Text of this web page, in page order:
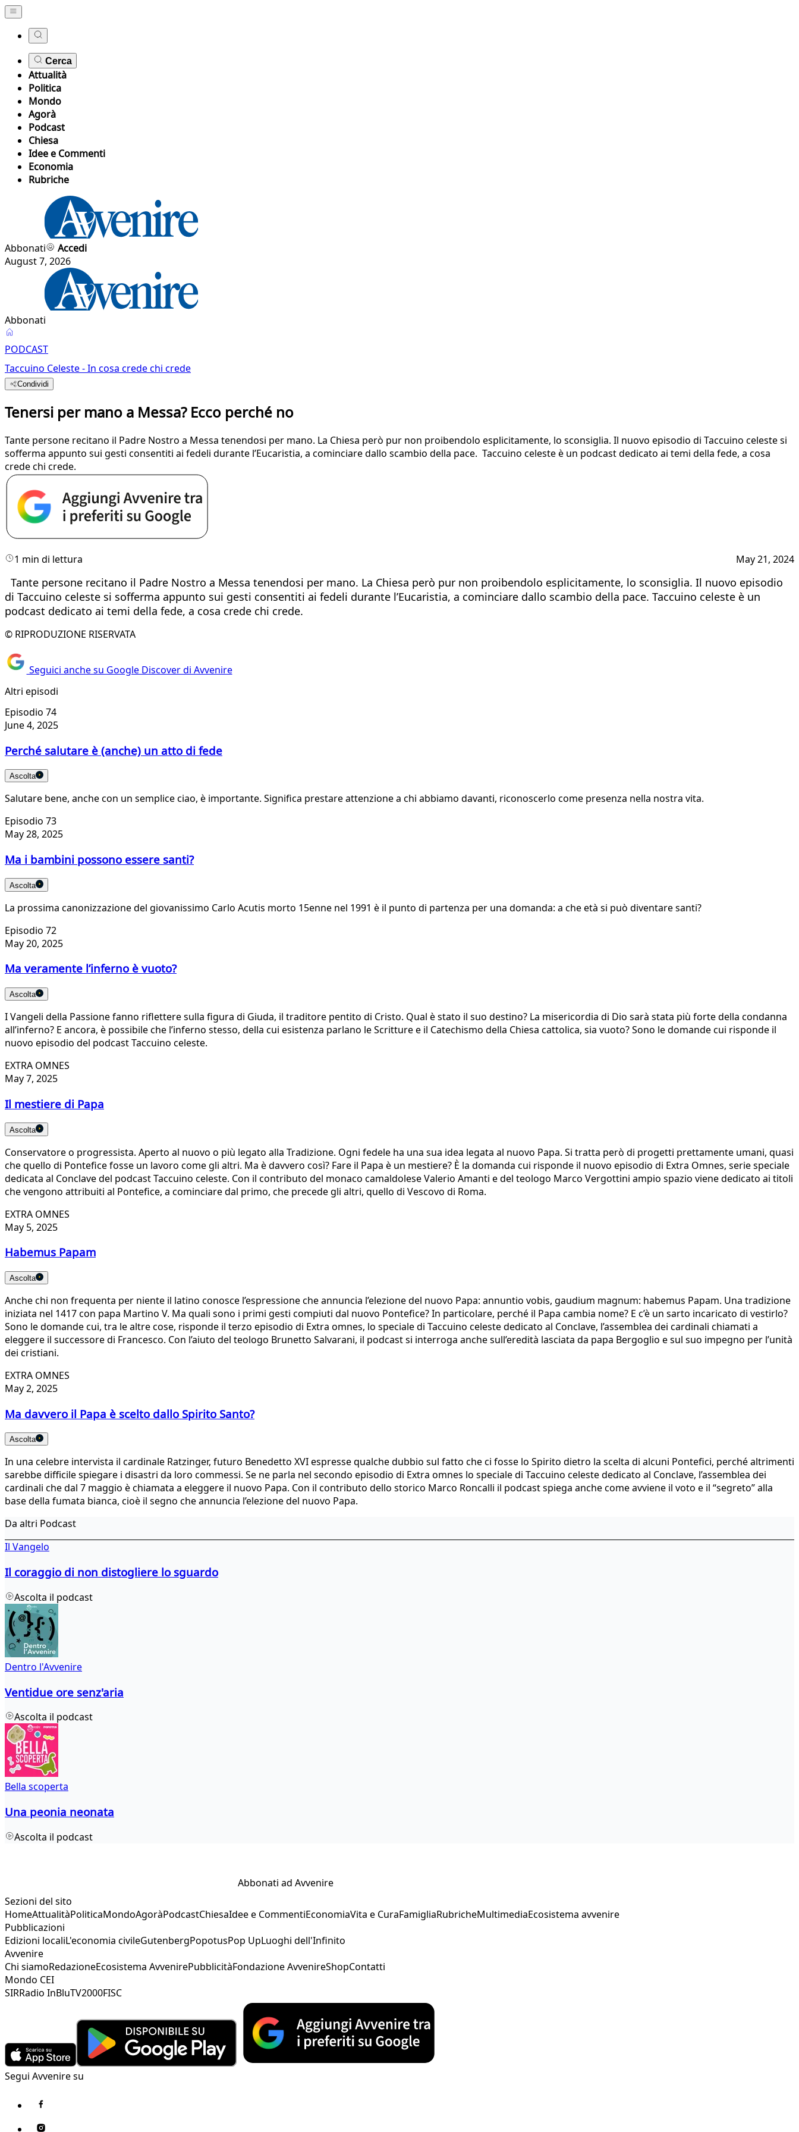
Cerca
Attualità
Politica
Mondo
Agorà
Podcast
Chiesa
Idee e Commenti
Economia
Rubriche
Abbonati
Accedi
August 7, 2026
Abbonati
PODCAST
Taccuino Celeste - In cosa crede chi crede
Condividi
Tenersi per mano a Messa? Ecco perché no
Tante persone recitano il Padre Nostro a Messa tenendosi per mano. La Chiesa però pur non proibendolo esplicitamente, lo sconsiglia. Il nuovo episodio di Taccuino celeste si
sofferma appunto sui gesti consentiti ai fedeli durante l’Eucaristia, a cominciare dallo scambio della pace. Taccuino celeste è un podcast dedicato ai temi della fede, a cosa
crede chi crede.
1 min di lettura May 21, 2024
Tante persone recitano il Padre Nostro a Messa tenendosi per mano. La Chiesa però pur non proibendolo esplicitamente, lo sconsiglia. Il nuovo episodio
di Taccuino celeste si sofferma appunto sui gesti consentiti ai fedeli durante l’Eucaristia, a cominciare dallo scambio della pace. Taccuino celeste è un
podcast dedicato ai temi della fede, a cosa crede chi crede.
© RIPRODUZIONE RISERVATA
Seguici anche su Google Discover di Avvenire
Altri episodi
Episodio 74
June 4, 2025
Perché salutare è (anche) un atto di fede
Ascolta
Salutare bene, anche con un semplice ciao, è importante. Significa prestare attenzione a chi abbiamo davanti, riconoscerlo come presenza nella nostra vita.
Episodio 73
May 28, 2025
Ma i bambini possono essere santi?
Ascolta
La prossima canonizzazione del giovanissimo Carlo Acutis morto 15enne nel 1991 è il punto di partenza per una domanda: a che età si può diventare santi?
Episodio 72
May 20, 2025
Ma veramente l’inferno è vuoto?
Ascolta
I Vangeli della Passione fanno riflettere sulla figura di Giuda, il traditore pentito di Cristo. Qual è stato il suo destino? La misericordia di Dio sarà stata più forte della condanna
all’inferno? E ancora, è possibile che l’inferno stesso, della cui esistenza parlano le Scritture e il Catechismo della Chiesa cattolica, sia vuoto? Sono le domande cui risponde il
nuovo episodio del podcast Taccuino celeste.
EXTRA OMNES
May 7, 2025
Il mestiere di Papa
Ascolta
Conservatore o progressista. Aperto al nuovo o più legato alla Tradizione. Ogni fedele ha una sua idea legata al nuovo Papa. Si tratta però di progetti prettamente umani, quasi
che quello di Pontefice fosse un lavoro come gli altri. Ma è davvero così? Fare il Papa è un mestiere? È la domanda cui risponde il nuovo episodio di Extra Omnes, serie speciale
dedicata al Conclave del podcast Taccuino celeste. Con il contributo del monaco camaldolese Valerio Amanti e del teologo Marco Vergottini ampio spazio viene dedicato ai titoli
che vengono attribuiti al Pontefice, a cominciare dal primo, che precede gli altri, quello di Vescovo di Roma.
EXTRA OMNES
May 5, 2025
Habemus Papam
Ascolta
Anche chi non frequenta per niente il latino conosce l’espressione che annuncia l’elezione del nuovo Papa: annuntio vobis, gaudium magnum: habemus Papam. Una tradizione
iniziata nel 1417 con papa Martino V. Ma quali sono i primi gesti compiuti dal nuovo Pontefice? In particolare, perché il Papa cambia nome? E c’è un sarto incaricato di vestirlo?
Sono le domande cui, tra le altre cose, risponde il terzo episodio di Extra omnes, lo speciale di Taccuino celeste dedicato al Conclave, l’assemblea dei cardinali chiamati a
eleggere il successore di Francesco. Con l’aiuto del teologo Brunetto Salvarani, il podcast si interroga anche sull’eredità lasciata da papa Bergoglio e sul suo impegno per l’unità
dei cristiani.
EXTRA OMNES
May 2, 2025
Ma davvero il Papa è scelto dallo Spirito Santo?
Ascolta
In una celebre intervista il cardinale Ratzinger, futuro Benedetto XVI espresse qualche dubbio sul fatto che ci fosse lo Spirito dietro la scelta di alcuni Pontefici, perché altrimenti
sarebbe difficile spiegare i disastri da loro commessi. Se ne parla nel secondo episodio di Extra omnes lo speciale di Taccuino celeste dedicato al Conclave, l’assemblea dei
cardinali che dal 7 maggio è chiamata a eleggere il nuovo Papa. Con il contributo dello storico Marco Roncalli il podcast spiega anche come avviene il voto e il “segreto” alla
base della fumata bianca, cioè il segno che annuncia l’elezione del nuovo Papa.
Da altri Podcast
Il Vangelo
Il coraggio di non distogliere lo sguardo
Ascolta il podcast
Dentro l'Avvenire
Ventidue ore senz'aria
Ascolta il podcast
Bella scoperta
Una peonia neonata
Ascolta il podcast
Abbonati ad Avvenire
Sezioni del sito
HomeAttualitàPoliticaMondoAgoràPodcastChiesaIdee e CommentiEconomiaVita e CuraFamigliaRubricheMultimediaEcosistema avvenire
Pubblicazioni
Edizioni localiL'economia civileGutenbergPopotusPop UpLuoghi dell'Infinito
Avvenire
Chi siamoRedazioneEcosistema AvvenirePubblicitàFondazione AvvenireShopContatti
Mondo CEI
SIRRadio InBluTV2000FISC
Segui Avvenire su